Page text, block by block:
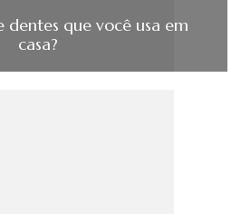
dentes que você usa em
casa?